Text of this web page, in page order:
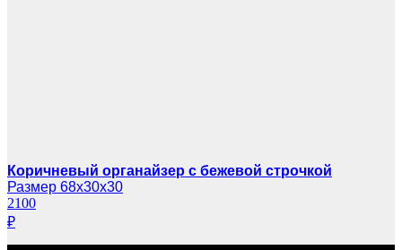
Коричневый органайзер с бежевой строчкой
Размер 68х30х30
2100
₽